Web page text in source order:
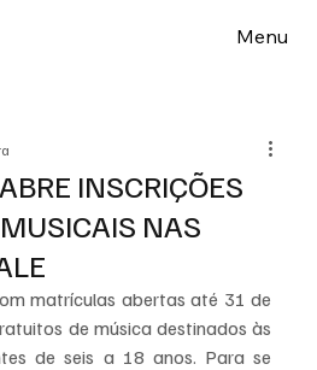
Menu
INSCRIÇÕES
NAS
matrículas abertas até 31 de
de música destinados às
de seis a 18 anos. Para se